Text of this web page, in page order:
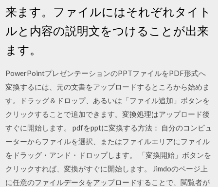
来ます。ファイルにはそれぞれタイト
ルと内容の説明文をつけることが出来
ます。
PowerPointプレゼンテーションのPPTファイルをPDF形式へ
変換するには、元の文書をアップロードするところから始めま
す。ドラッグ＆ドロップ、あるいは「ファイル追加」ボタンを
クリックすることで追加できます。変換処理はアップロード後
すぐに開始します。 pdfをpptに変換する方法： 自分のコンピュ
ーターからファイルを選択、またはファイルエリアにファイル
をドラッグ・アンド・ドロップします。 「変換開始」ボタンを
クリックすれば、変換がすぐに開始します。 Jimdoのページ上
に任意のファイルデータをアップロードすることで、閲覧者が